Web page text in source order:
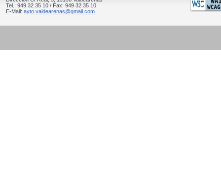
Tel.: 949 32 35 10 / Fax: 949 32 35 10
E-Mail: ayto.valdearenas@gmail.com